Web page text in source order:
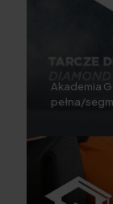
Akademia
pełna/